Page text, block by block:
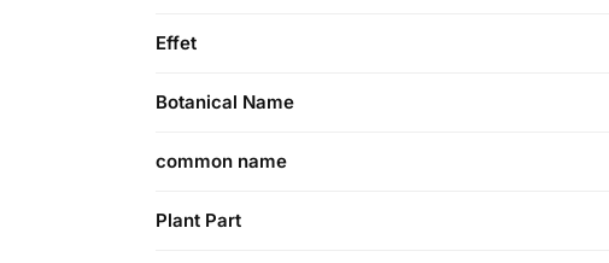
Effet
Botanical Name
common name
Plant Part